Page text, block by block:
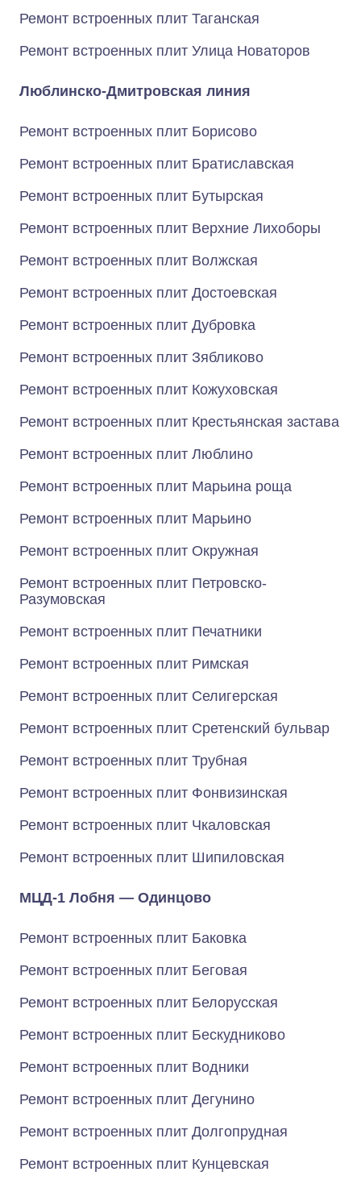
Ремонт встроенных плит Таганская
Ремонт встроенных плит Улица Новаторов
Люблинско-Дмитровская линия
Ремонт встроенных плит Борисово
Ремонт встроенных плит Братиславская
Ремонт встроенных плит Бутырская
Ремонт встроенных плит Верхние Лихоборы
Ремонт встроенных плит Волжская
Ремонт встроенных плит Достоевская
Ремонт встроенных плит Дубровка
Ремонт встроенных плит Зябликово
Ремонт встроенных плит Кожуховская
Ремонт встроенных плит Крестьянская застава
Ремонт встроенных плит Люблино
Ремонт встроенных плит Марьина роща
Ремонт встроенных плит Марьино
Ремонт встроенных плит Окружная
Ремонт встроенных плит Петровско-
Разумовская
Ремонт встроенных плит Печатники
Ремонт встроенных плит Римская
Ремонт встроенных плит Селигерская
Ремонт встроенных плит Сретенский бульвар
Ремонт встроенных плит Трубная
Ремонт встроенных плит Фонвизинская
Ремонт встроенных плит Чкаловская
Ремонт встроенных плит Шипиловская
МЦД-1 Лобня — Одинцово
Ремонт встроенных плит Баковка
Ремонт встроенных плит Беговая
Ремонт встроенных плит Белорусская
Ремонт встроенных плит Бескудниково
Ремонт встроенных плит Водники
Ремонт встроенных плит Дегунино
Ремонт встроенных плит Долгопрудная
Ремонт встроенных плит Кунцевская